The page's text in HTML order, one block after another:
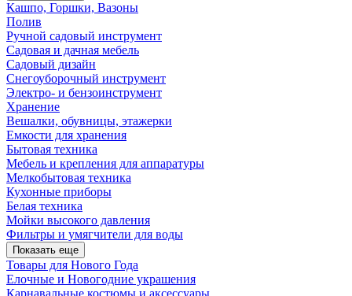
Кашпо, Горшки, Вазоны
Полив
Ручной садовый инструмент
Садовая и дачная мебель
Садовый дизайн
Снегоуборочный инструмент
Электро- и бензоинструмент
Хранение
Вешалки, обувницы, этажерки
Емкости для хранения
Бытовая техника
Мебель и крепления для аппаратуры
Мелкобытовая техника
Кухонные приборы
Белая техника
Мойки высокого давления
Фильтры и умягчители для воды
Показать еще
Товары для Нового Года
Елочные и Новогодние украшения
Карнавальные костюмы и аксессуары